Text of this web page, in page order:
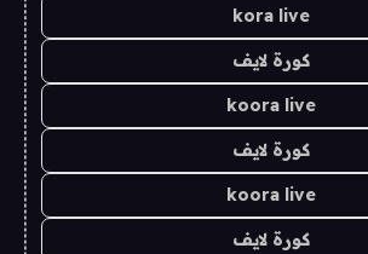
kora live
كورة لايف
koora live
كورة لايف
koora live
كورة لايف